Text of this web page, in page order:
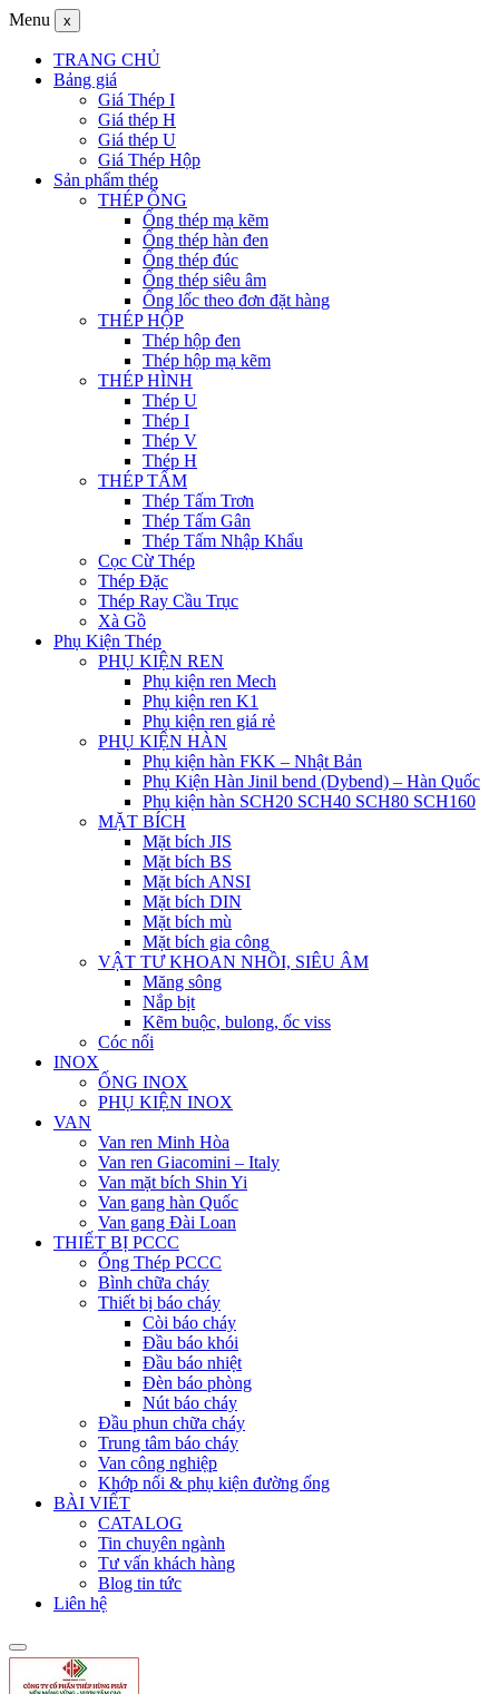
Menu x
TRANG CHỦ
Bảng giá
Giá Thép I
Giá thép H
Giá thép U
Giá Thép Hộp
Sản phẩm thép
THÉP ỐNG
Ống thép mạ kẽm
Ống thép hàn đen
Ống thép đúc
Ống thép siêu âm
Ống lốc theo đơn đặt hàng
THÉP HỘP
Thép hộp đen
Thép hộp mạ kẽm
THÉP HÌNH
Thép U
Thép I
Thép V
Thép H
THÉP TẤM
Thép Tấm Trơn
Thép Tấm Gân
Thép Tấm Nhập Khẩu
Cọc Cừ Thép
Thép Đặc
Thép Ray Cầu Trục
Xà Gồ
Phụ Kiện Thép
PHỤ KIỆN REN
Phụ kiện ren Mech
Phụ kiện ren K1
Phụ kiện ren giá rẻ
PHỤ KIỆN HÀN
Phụ kiện hàn FKK – Nhật Bản
Phụ Kiện Hàn Jinil bend (Dybend) – Hàn Quốc
Phụ kiện hàn SCH20 SCH40 SCH80 SCH160
MẶT BÍCH
Mặt bích JIS
Mặt bích BS
Mặt bích ANSI
Mặt bích DIN
Mặt bích mù
Mặt bích gia công
VẬT TƯ KHOAN NHỒI, SIÊU ÂM
Măng sông
Nắp bịt
Kẽm buộc, bulong, ốc viss
Cóc nối
INOX
ỐNG INOX
PHỤ KIỆN INOX
VAN
Van ren Minh Hòa
Van ren Giacomini – Italy
Van mặt bích Shin Yi
Van gang hàn Quốc
Van gang Đài Loan
THIẾT BỊ PCCC
Ống Thép PCCC
Bình chữa cháy
Thiết bị báo cháy
Còi báo cháy
Đầu báo khói
Đầu báo nhiệt
Đèn báo phòng
Nút báo cháy
Đầu phun chữa cháy
Trung tâm báo cháy
Van công nghiệp
Khớp nối & phụ kiện đường ống
BÀI VIẾT
CATALOG
Tin chuyên ngành
Tư vấn khách hàng
Blog tin tức
Liên hệ